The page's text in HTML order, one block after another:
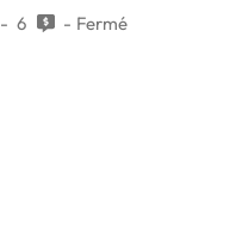
6 Fermé